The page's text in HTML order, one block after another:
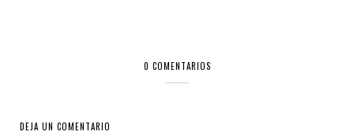
0 COMENTARIOS
DEJA UN COMENTARIO